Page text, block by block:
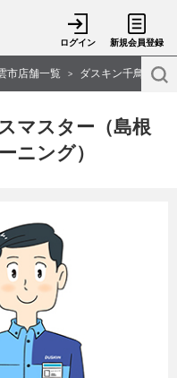
ログイン 新規会員登録
市店舗一覧 > ダスキン千鳥塩冶
マスター（島根
ニング）